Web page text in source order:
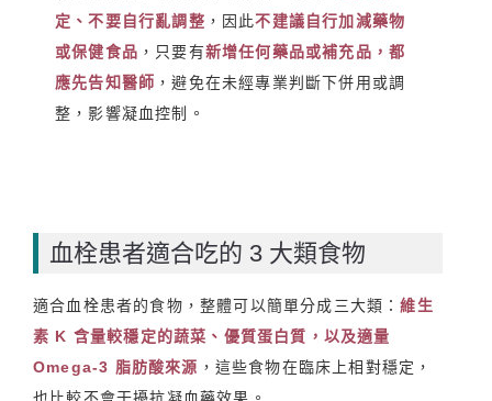
定、不要自行亂調整 ，因此不建議自行加減藥物
或保健食品 ，只要有新增任何藥品或補充品，都
應先告知醫師 ，避免在未經專業判斷下併用或調
整，影響凝血控制。
血栓患者適合吃的 3 大類食物
適合血栓患者的食物，整體可以簡單分成三大類：維生
素 K 含量較穩定的蔬菜、優質蛋白質，以及適量
Omega-3 脂肪酸來源 ，這些食物在臨床上相對穩定，